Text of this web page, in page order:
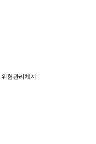
위험관리체계